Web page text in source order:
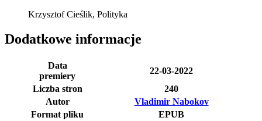
Krzysztof Cieślik, Polityka
Dodatkowe informacje
Data
premiery
22-03-2022
Liczba stron
240
Autor
Vladimir Nabokov
Format pliku
EPUB